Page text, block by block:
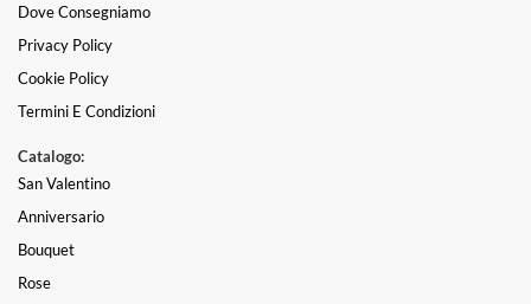
Dove Consegniamo
Privacy Policy
Cookie Policy
Termini E Condizioni
Catalogo:
San Valentino
Anniversario
Bouquet
Rose